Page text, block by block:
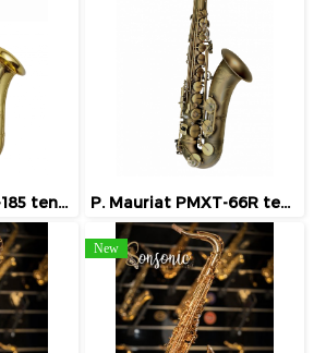
P. Mauriat PMST-185 tenor saxophone P. Mauriat PMXT-66R tenor saxophone
New